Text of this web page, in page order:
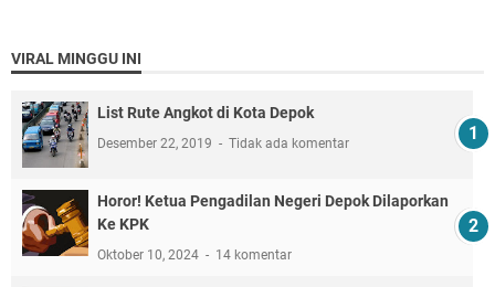
VIRAL MINGGU INI
List Rute Angkot di Kota Depok
Desember 22, 2019 Tidak ada komentar
Horor! Ketua Pengadilan Negeri Depok Dilaporkan
Ke KPK
Oktober 10, 2024 14 komentar